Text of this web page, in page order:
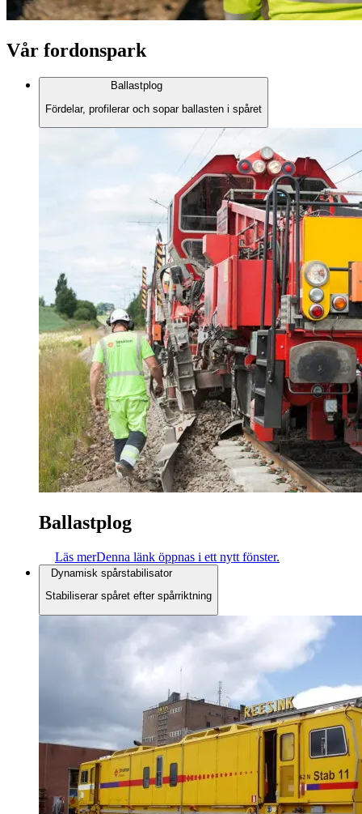
Vår fordonspark
Ballastplog
Fördelar, profilerar och sopar ballasten i spåret
Ballastplog
Läs merDenna länk öppnas i ett nytt fönster.
Dynamisk spårstabilisator
Stabiliserar spåret efter spårriktning